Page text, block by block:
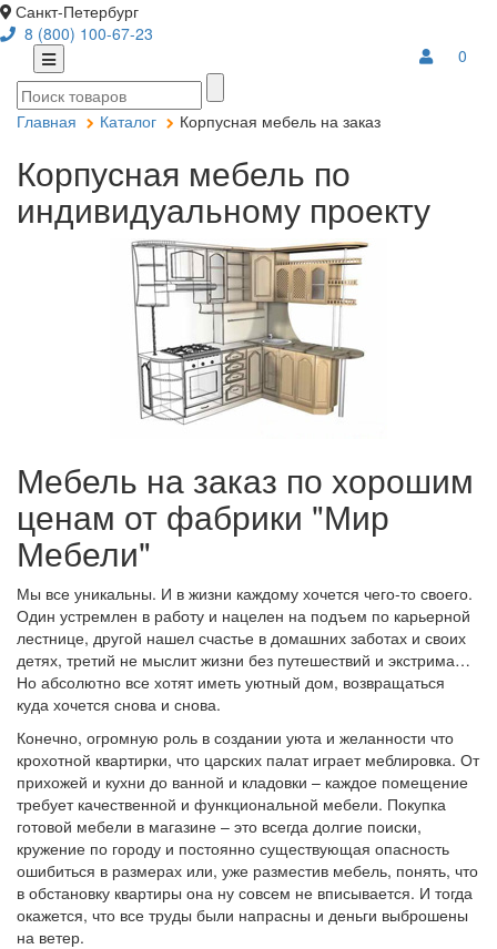
Санкт-Петербург
8 (800) 100-67-23
0
Главная Каталог Корпусная мебель на заказ
Корпусная мебель по
индивидуальному проекту
Мебель на заказ по хорошим
ценам от фабрики "Мир
Мебели"
Мы все уникальны. И в жизни каждому хочется чего-то своего.
Один устремлен в работу и нацелен на подъем по карьерной
лестнице, другой нашел счастье в домашних заботах и своих
детях, третий не мыслит жизни без путешествий и экстрима…
Но абсолютно все хотят иметь уютный дом, возвращаться
куда хочется снова и снова.
Конечно, огромную роль в создании уюта и желанности что
крохотной квартирки, что царских палат играет меблировка. От
прихожей и кухни до ванной и кладовки – каждое помещение
требует качественной и функциональной мебели. Покупка
готовой мебели в магазине – это всегда долгие поиски,
кружение по городу и постоянно существующая опасность
ошибиться в размерах или, уже разместив мебель, понять, что
в обстановку квартиры она ну совсем не вписывается. И тогда
окажется, что все труды были напрасны и деньги выброшены
на ветер.